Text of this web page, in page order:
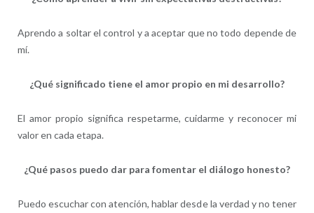
Aprendo a soltar el control y a aceptar que no todo depende de
mí.
¿Qué significado tiene el amor propio en mi desarrollo?
El amor propio significa respetarme, cuidarme y reconocer mi
valor en cada etapa.
¿Qué pasos puedo dar para fomentar el diálogo honesto?
Puedo escuchar con atención, hablar desde la verdad y no tener